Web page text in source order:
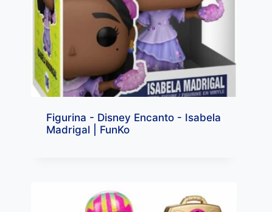
Figurina - Disney Encanto - Isabela
Madrigal | FunKo